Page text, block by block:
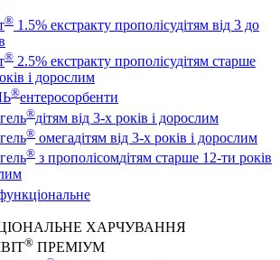
® 1.5% екстракту прополісудітям від 3 до
® 2.5% екстракту прополісудітям старше
і дорослим
®ентеросорбенти
®дітям від 3-х років і дорослим
® омегадітям від 3-х років і дорослим
® з прополісомдітям старше 12-ти років
ХАРЧУВАННЯ
® ПРЕМІУМ